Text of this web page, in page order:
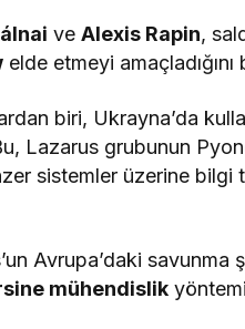
veAlexis Rapin,
elde etmeyi amaçladığını
biri, Ukrayna’da
Lazarus grubunun
sistemler üzerine bilgi
Avrupa’daki savunma
mühendislik